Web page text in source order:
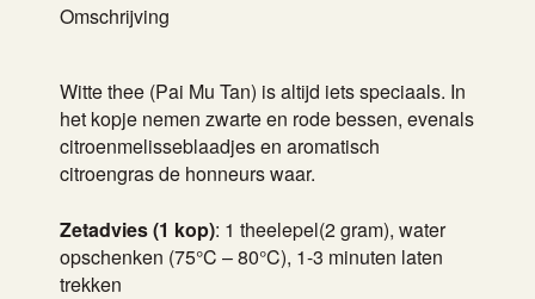
Omschrijving
Witte thee (Pai Mu Tan) is altijd iets speciaals. In
het kopje nemen zwarte en rode bessen, evenals
citroenmelisseblaadjes en aromatisch
citroengras de honneurs waar.
Zetadvies (1 kop): 1 theelepel(2 gram), water
opschenken (75°C – 80°C), 1-3 minuten laten
trekken